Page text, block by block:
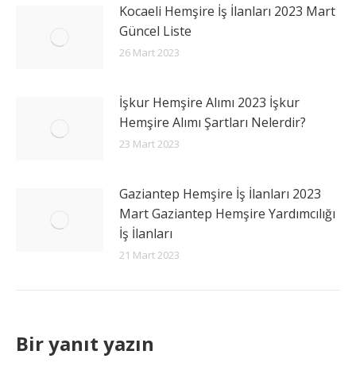
Kocaeli Hemşire İş İlanları 2023 Mart
Güncel Liste
26 Mart 2023
İşkur Hemşire Alımı 2023 İşkur
Hemşire Alımı Şartları Nelerdir?
23 Mart 2023
Gaziantep Hemşire İş İlanları 2023
Mart Gaziantep Hemşire Yardımcılığı
İş İlanları
21 Mart 2023
Bir yanıt yazın